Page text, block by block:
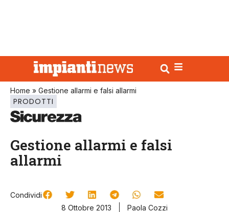
Home » Gestione allarmi e falsi allarmi
PRODOTTI
Gestione allarmi e falsi
allarmi
Condividi
8 Ottobre 2013
Paola Cozzi